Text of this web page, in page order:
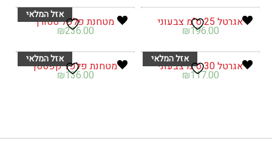
אגרטל 25 ס"מ צבעוני
₪196.00
מטחנת פלפל סטורן
₪236.00
אגרטל 30 ס"מ צבעוני
₪117.00
מטחנת פלפל קפסטן
₪136.00